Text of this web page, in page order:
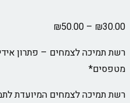
₪30.00
–
₪50.00
רשת תמיכה לצמחים – פתרון
מטפסים*
רשת תמיכה לצמחים המיועדת